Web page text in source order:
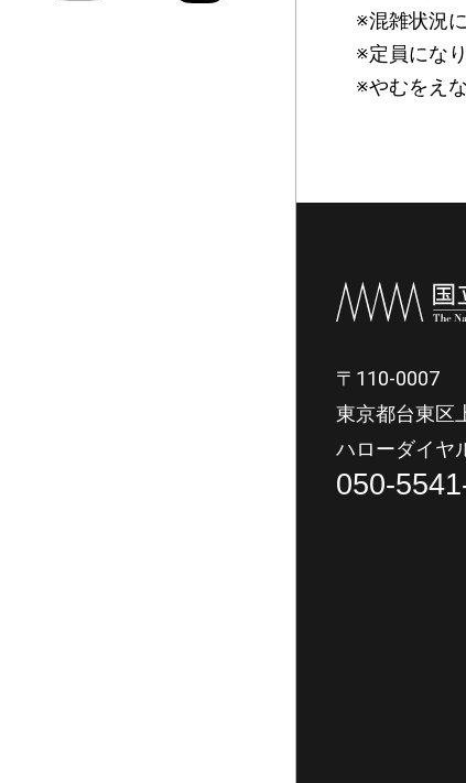
※混雑状況
※定員にな
※やむをえ
〒110-0007
東京都台東区
ハローダイヤ
050-